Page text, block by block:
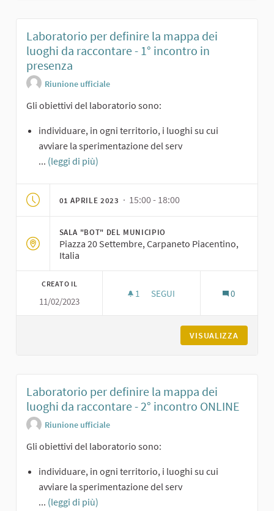
Laboratorio per definire la mappa dei
luoghi da raccontare - 1° incontro in
presenza
Riunione ufficiale
Gli obiettivi del laboratorio sono:
individuare, in ogni territorio, i luoghi su cui
avviare la sperimentazione del serv
... (leggi di più)
01 APRILE 2023 · 15:00 - 18:00
SALA "BOT" DEL MUNICIPIO
Piazza 20 Settembre, Carpaneto Piacentino,
Italia
CREATO IL
11/02/2023
1 1 SOSTENITORI
SEGUI 0
VISUALIZZA
Laboratorio per definire la mappa dei
luoghi da raccontare - 2° incontro ONLINE
Riunione ufficiale
Gli obiettivi del laboratorio sono:
individuare, in ogni territorio, i luoghi su cui
avviare la sperimentazione del serv
... (leggi di più)